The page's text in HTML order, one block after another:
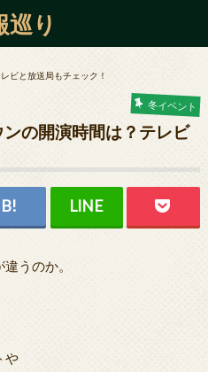
巡り
ビと放送局もチェック！
冬イベント
の開演時間は？テレビ
うのか。
や